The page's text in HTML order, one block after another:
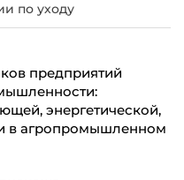
по уходу
предприятий
энергетической,
в агропромышленном